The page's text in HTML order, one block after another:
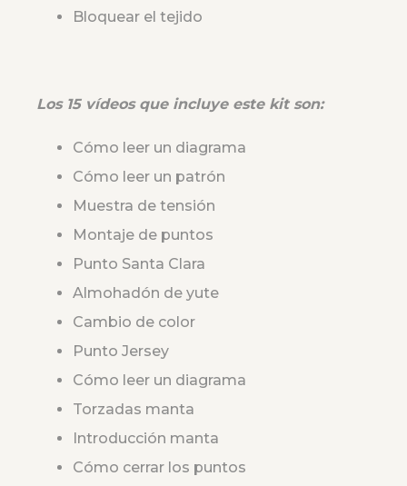
Bloquear el tejido
Los 15 vídeos que incluye este kit son:
Cómo leer un diagrama
Cómo leer un patrón
Muestra de tensión
Montaje de puntos
Punto Santa Clara
Almohadón de yute
Cambio de color
Punto Jersey
Cómo leer un diagrama
Torzadas manta
Introducción manta
Cómo cerrar los puntos